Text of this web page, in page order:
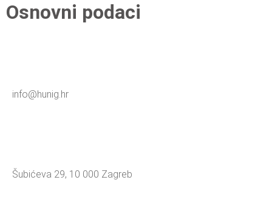
Osnovni podaci
info@hunig.hr
Šubićeva 29, 10 000 Zagreb